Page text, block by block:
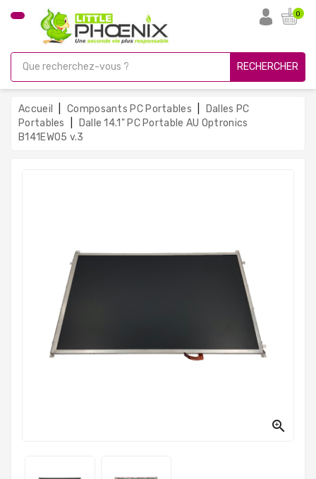
CATÉGORIE
Gamer
Unités
Centrales
Reconditionnées
0
RECHERCHER
Accueil Composants PC Portables
Dalles PC
Portables
Dalle 14.1" PC Portable AU Optronics
B141EW05 v.3
